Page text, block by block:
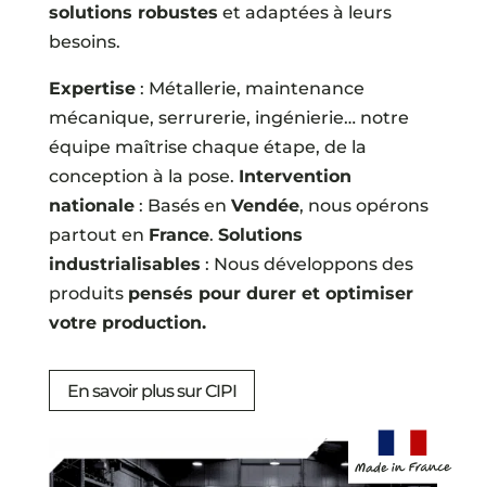
solutions robustes et adaptées à leurs
besoins.
Expertise: Métallerie, maintenance
mécanique, serrurerie, ingénierie… notre
équipe maîtrise chaque étape, de la
conception à la pose. Intervention
nationale: Basés en Vendée, nous opérons
partout en France. Solutions
industrialisables : Nous développons des
produits pensés pour durer et optimiser
votre production.
En savoir plus sur CIPI